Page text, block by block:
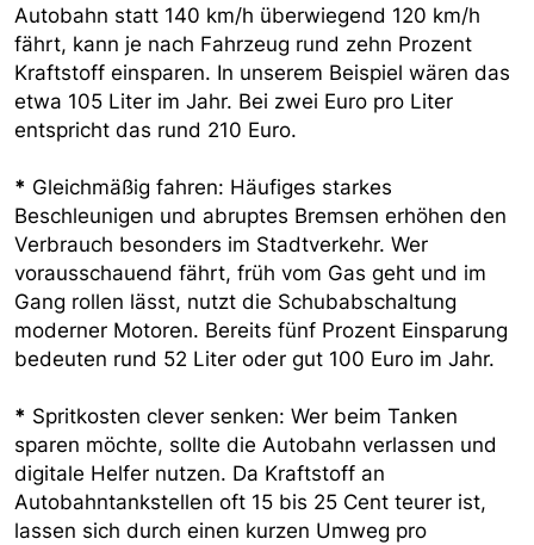
Autobahn statt 140 km/h überwiegend 120 km/h
fährt, kann je nach Fahrzeug rund zehn Prozent
Kraftstoff einsparen. In unserem Beispiel wären das
etwa 105 Liter im Jahr. Bei zwei Euro pro Liter
entspricht das rund 210 Euro.
* Gleichmäßig fahren: Häufiges starkes
Beschleunigen und abruptes Bremsen erhöhen den
Verbrauch besonders im Stadtverkehr. Wer
vorausschauend fährt, früh vom Gas geht und im
Gang rollen lässt, nutzt die Schubabschaltung
moderner Motoren. Bereits fünf Prozent Einsparung
bedeuten rund 52 Liter oder gut 100 Euro im Jahr.
* Spritkosten clever senken: Wer beim Tanken
sparen möchte, sollte die Autobahn verlassen und
digitale Helfer nutzen. Da Kraftstoff an
Autobahntankstellen oft 15 bis 25 Cent teurer ist,
lassen sich durch einen kurzen Umweg pro